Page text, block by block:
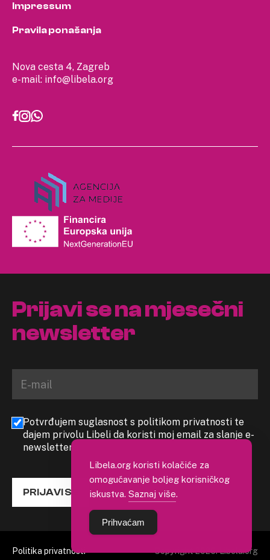
Nova cesta 4, Zagreb
e-mail: info@libela.org
Impressum
Pravila ponašanja
Prijavi se na mjesečni
newsletter
Potvrđujem suglasnost s politikom privatnosti te
dajem privolu Libeli da koristi moj email za slanje e-
newslettera
PRIJAVI SE
Politika privatnosti Copyright 2026. Libela.org
Libela.org koristi kolačiće za
omogućavanje boljeg korisničkog
iskustva. Saznaj više.
Prihvaćam